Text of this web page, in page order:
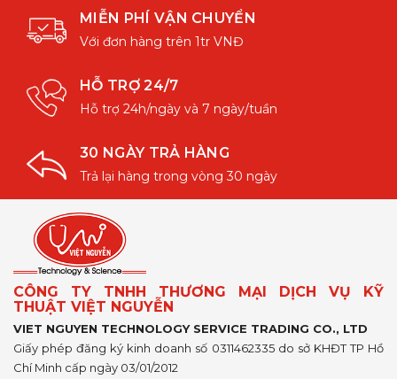
MIỄN PHÍ VẬN CHUYỂN
Với đơn hàng trên 1tr VNĐ
HỖ TRỢ 24/7
Hỗ trợ 24h/ngày và 7 ngày/tuần
30 NGÀY TRẢ HÀNG
Trả lại hàng trong vòng 30 ngày
CÔNG TY TNHH THƯƠNG MẠI DỊCH VỤ KỸ
THUẬT VIỆT NGUYỄN
VIET NGUYEN TECHNOLOGY SERVICE TRADING CO., LTD
Giấy phép đăng ký kinh doanh số 0311462335 do sở KHĐT TP Hồ
Chí Minh cấp ngày 03/01/2012